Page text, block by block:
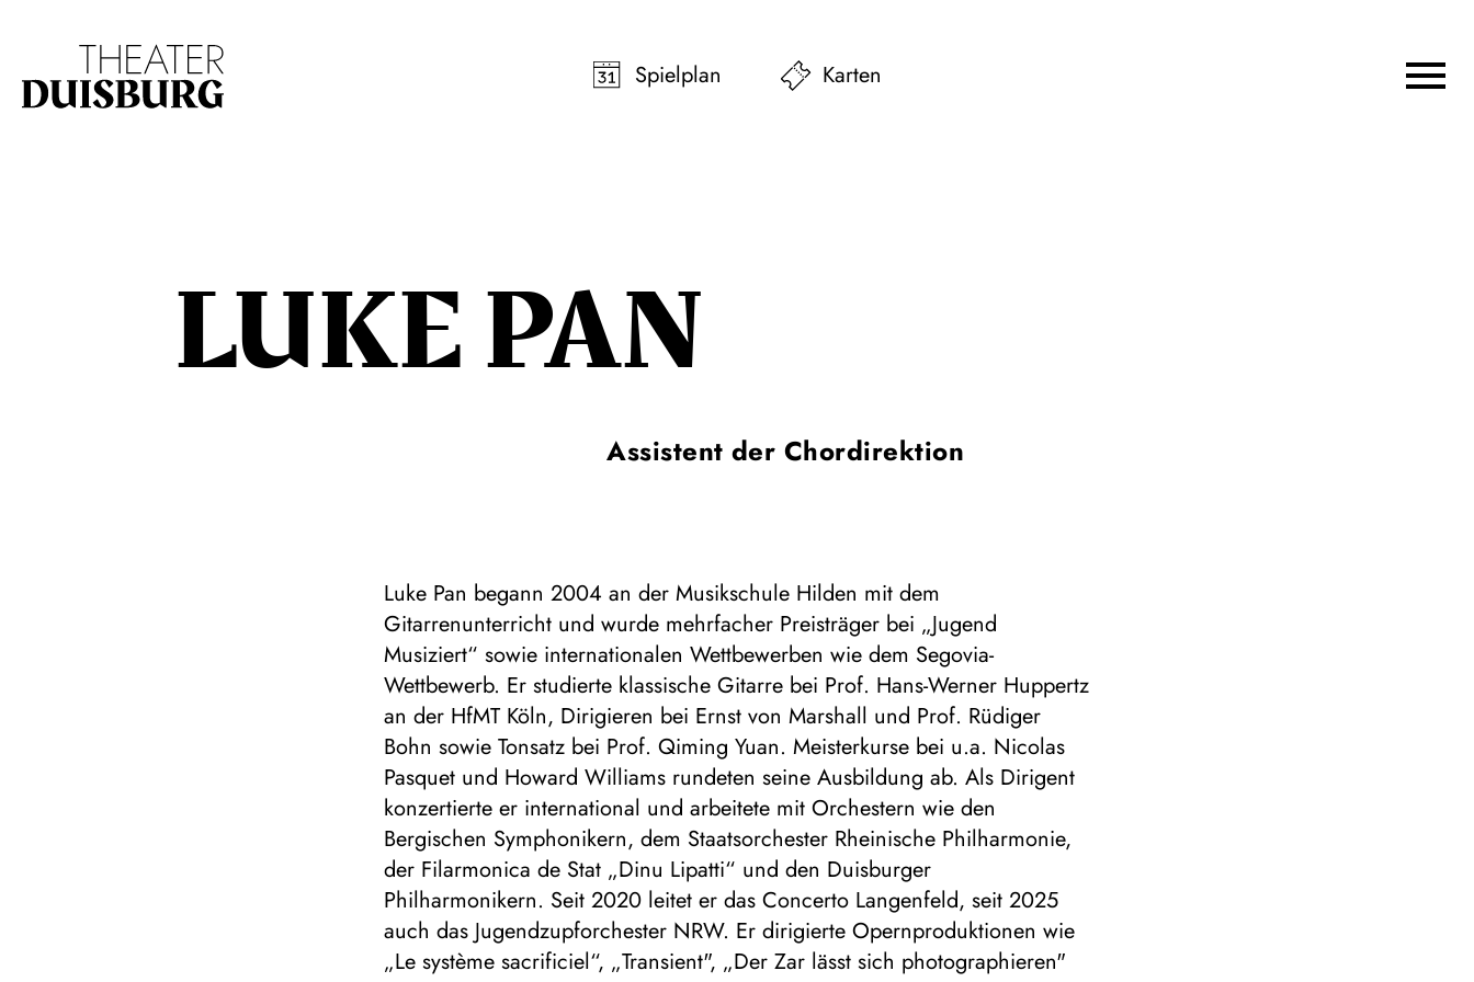
Spielplan
Karten
LUKE PAN
Assistent der Chordirektion
Luke Pan begann 2004 an der Musikschule Hilden mit dem
Gitarrenunterricht und wurde mehrfacher Preisträger bei „Jugend
Musiziert“ sowie internationalen Wettbewerben wie dem Segovia-
Wettbewerb. Er studierte klassische Gitarre bei Prof. Hans-Werner Huppertz
an der HfMT Köln, Dirigieren bei Ernst von Marshall und Prof. Rüdiger
Bohn sowie Tonsatz bei Prof. Qiming Yuan. Meisterkurse bei u.a. Nicolas
Pasquet und Howard Williams rundeten seine Ausbildung ab. Als Dirigent
konzertierte er international und arbeitete mit Orchestern wie den
Bergischen Symphonikern, dem Staatsorchester Rheinische Philharmonie,
der Filarmonica de Stat „Dinu Lipatti“ und den Duisburger
Philharmonikern. Seit 2020 leitet er das Concerto Langenfeld, seit 2025
auch das Jugendzupforchester NRW. Er dirigierte Opernproduktionen wie
„Le système sacrificiel“, „Transient", „Der Zar lässt sich photographieren"